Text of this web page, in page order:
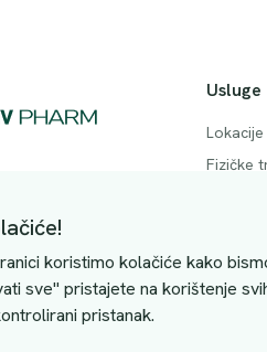
Usluge
Lokacije
Fizičke
koristimo kolačiće kako
sve" pristajete na korištenje
pristanak.